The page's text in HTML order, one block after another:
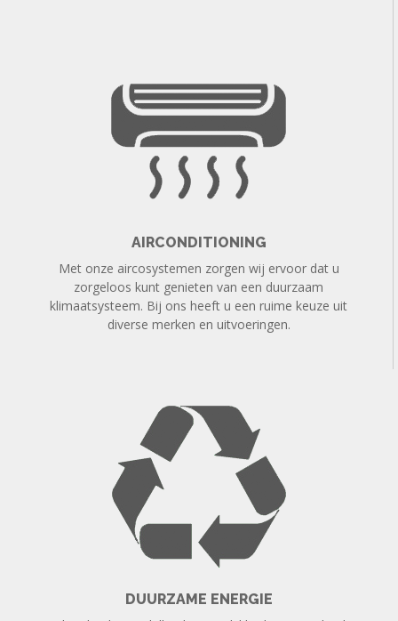
AIRCONDITIONING
Met onze aircosystemen zorgen wij ervoor dat u
zorgeloos kunt genieten van een duurzaam
klimaatsysteem. Bij ons heeft u een ruime keuze uit
diverse merken en uitvoeringen.
DUURZAME ENERGIE